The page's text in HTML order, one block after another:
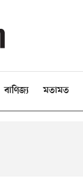
বাণিজ্য মতামত